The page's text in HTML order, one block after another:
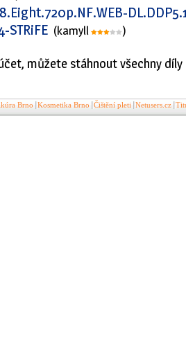
STRiFE (kamyll )
můžete stáhnout všechny díly
Brno Kosmetika Brno Čištění pleti Netusers.cz